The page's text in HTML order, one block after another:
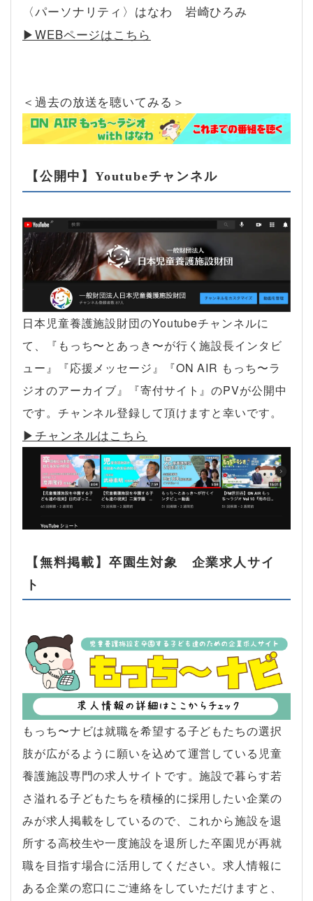
〈パーソナリティ〉はなわ 岩崎ひろみ
▶︎WEBページはこちら
＜過去の放送を聴いてみる＞
【公開中】Youtubeチャンネル
日本児童養護施設財団のYoutubeチャンネルに
て、『もっち〜とあっき〜が行く施設長インタビ
ュー』『応援メッセージ』『ON AIR もっち〜ラ
ジオのアーカイブ』『寄付サイト』のPVが公開中
です。チャンネル登録して頂けますと幸いです。
▶︎チャンネルはこちら
【無料掲載】卒園生対象 企業求人サイ
ト
もっち〜ナビは就職を希望する子どもたちの選択
肢が広がるように願いを込めて運営している児童
養護施設専門の求人サイトです。施設で暮らす若
さ溢れる子どもたちを積極的に採用したい企業の
みが求人掲載をしているので、これから施設を退
所する高校生や一度施設を退所した卒園児が再就
職を目指す場合に活用してください。求人情報に
ある企業の窓口にご連絡をしていただけますと、